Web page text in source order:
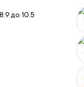
до 10.5